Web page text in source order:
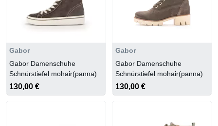
Gabor
Gabor Damenschuhe
Schnürstiefel mohair(panna)
130,00 €
Gabor
Gabor Damenschuhe
Schnürstiefel mohair(panna)
130,00 €